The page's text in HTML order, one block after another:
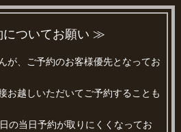
ついてお願い ≫
が、ご予約のお客様優先となってお
お越しいただいてご予約することも
の当日予約が取りにくくなってお